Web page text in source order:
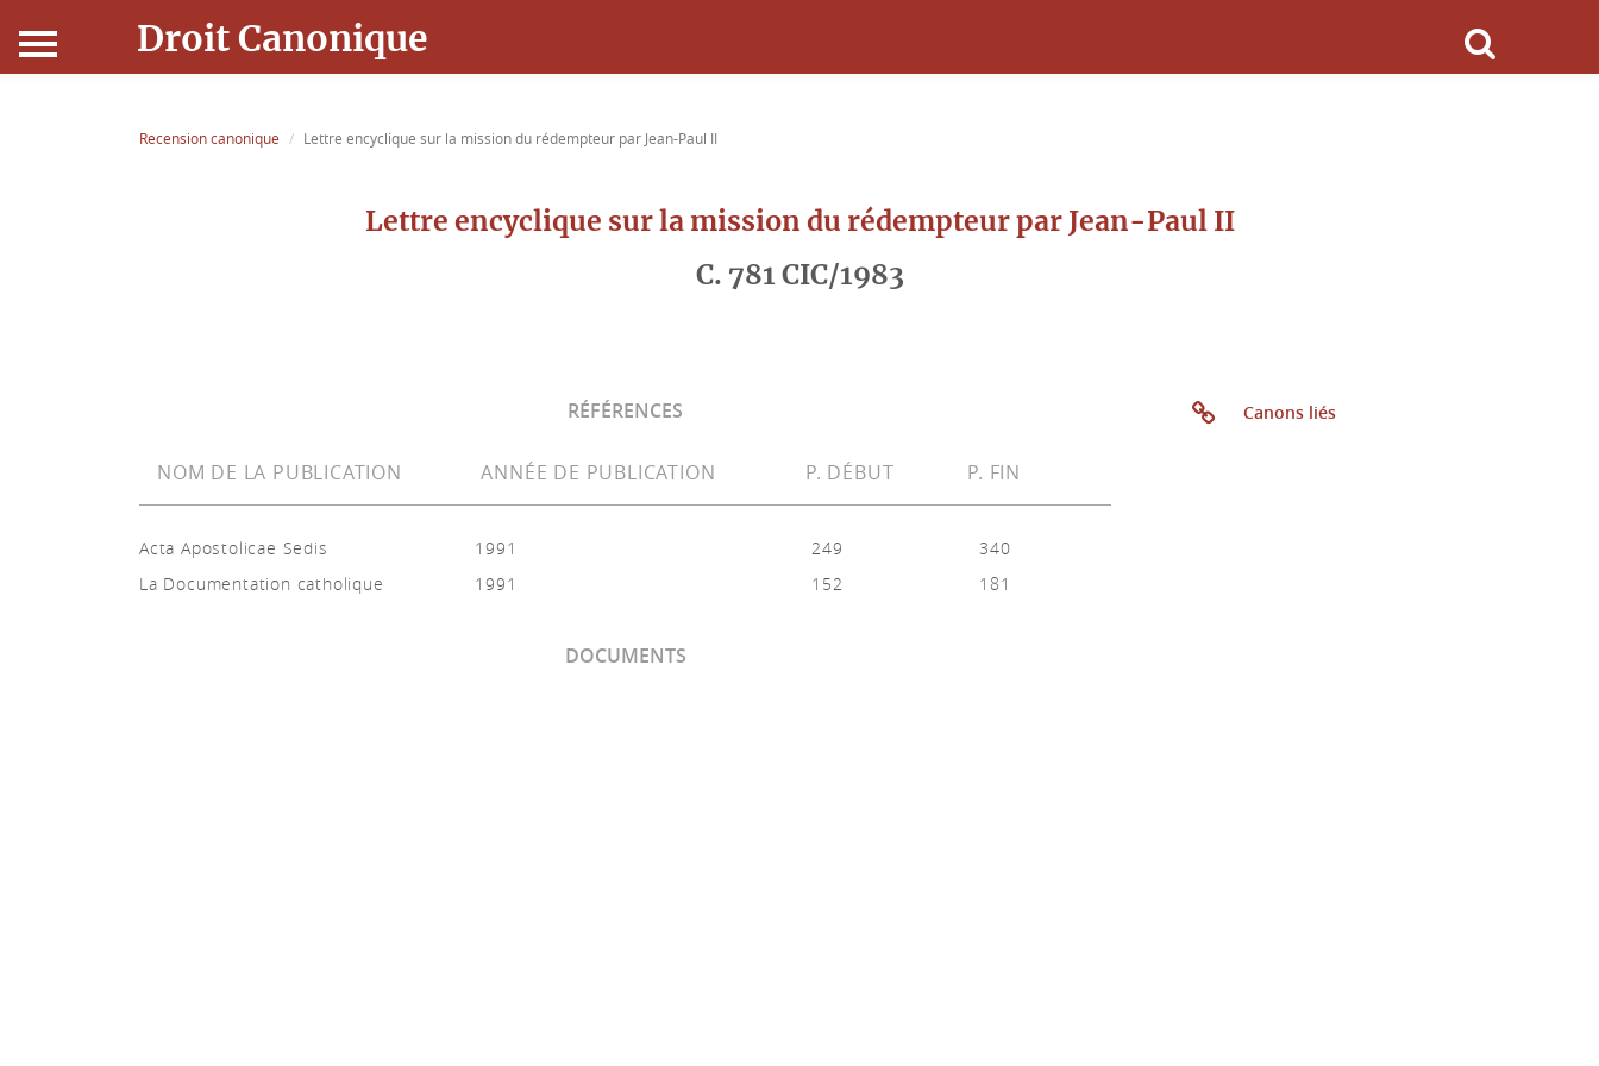
Droit Canonique
Recension canonique Lettre encyclique sur la mission du rédempteur par Jean-Paul II
Lettre encyclique sur la mission du rédempteur par Jean-Paul II
C. 781 CIC/1983
RÉFÉRENCES
NOM DE LA PUBLICATION ANNÉE DE PUBLICATION P. DÉBUT P. FIN
Acta Apostolicae Sedis 1991 249
340
La Documentation catholique
1991 152 181
DOCUMENTS
Canons liés